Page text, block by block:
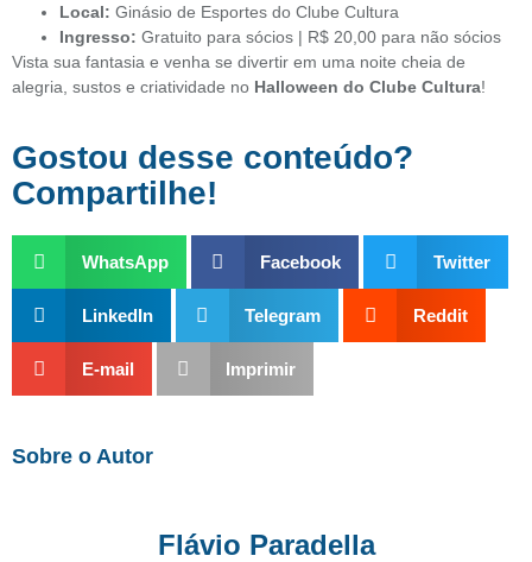
Local: Ginásio de Esportes do Clube Cultura
Ingresso: Gratuito para sócios | R$ 20,00 para não sócios
Vista sua fantasia e venha se divertir em uma noite cheia de
alegria, sustos e criatividade no Halloween do Clube Cultura!
Gostou desse conteúdo?
Compartilhe!
WhatsApp Facebook Twitter
LinkedIn Telegram Reddit
E-mail Imprimir
Sobre o Autor
Flávio Paradella